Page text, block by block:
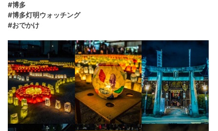
#博多
#博多灯明ウォッチング
#おでかけ